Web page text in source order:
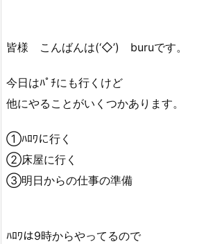
皆様 こんばんは(‘◇’)ゞburuです。
今日はﾊﾟﾁにも行くけど
他にやることがいくつかあります。
①ﾊﾛﾜに行く
②床屋に行く
③明日からの仕事の準備
ﾊﾛﾜは9時からやってるので